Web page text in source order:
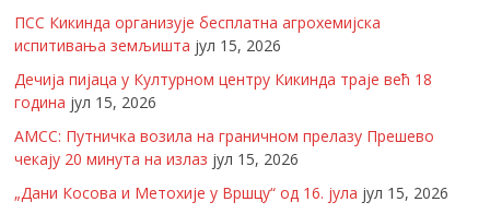
ПСС Кикинда организује бесплатна агрохемијска
испитивања земљишта јул 15, 2026
Дечија пијаца у Културном центру Кикинда траје већ 18
година јул 15, 2026
АМСС: Путничка возила на граничном прелазу Прешево
чекају 20 минута на излаз јул 15, 2026
„Дани Косова и Метохије у Вршцу“ од 16. јула јул 15, 2026